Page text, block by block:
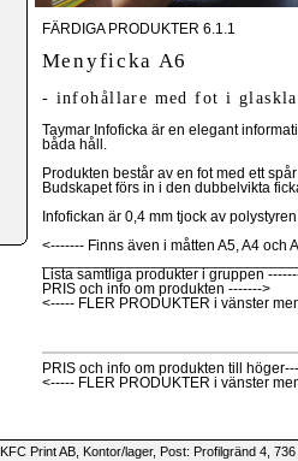
FÄRDIGA PRODUKTER 6.1.1
Menyficka A6
- infohållare med fot i
Taymar Infoficka är en elegant
båda håll.
Produkten består av en fot med ett
Budskapet förs in i den dubbelvikta
Infofickan är 0,4 mm tjock av
<------- Finns även i måtten A5, A4 och
Lista samtliga produkter i gruppen
PRIS och info om produkten ------->
<----- FLER PRODUKTER i vänster
PRIS och info om produkten till
<----- FLER PRODUKTER i vänster
KFC Print AB, Kontor/lager, Post: Profilgränd 4,